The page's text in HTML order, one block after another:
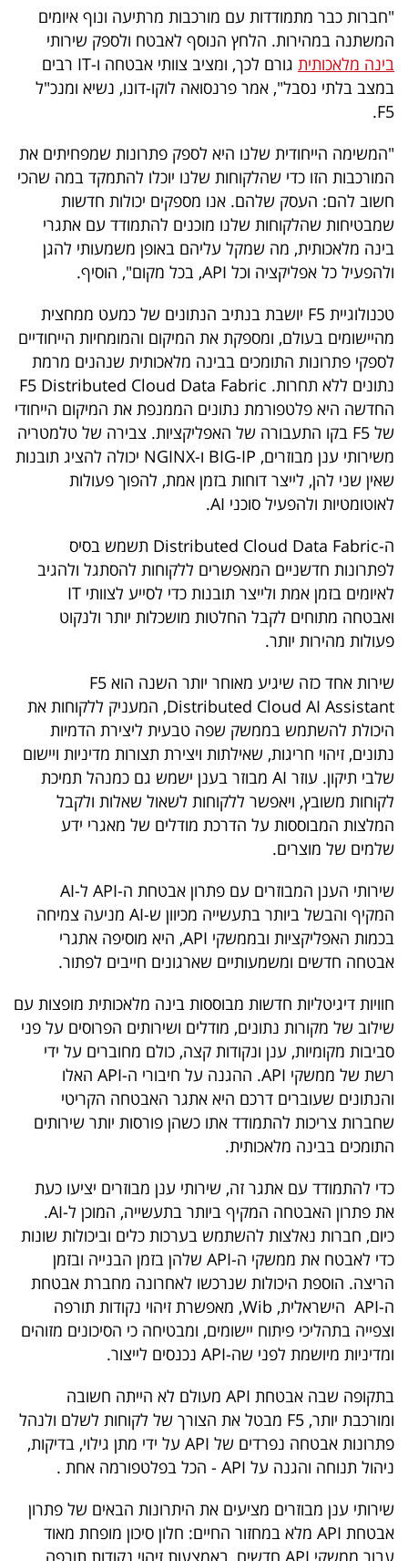
שיתופי
פעולה
ניוזלטרים
מייל
אדום
פרסמו
באייס
עקבו
אחרינו:
"חברות כבר מתמודדות עם מורכבות מרתיעה ונוף איומים
המשתנה במהירות. הלחץ הנוסף לאבטח ולספק שירותי
בינה מלאכותית
גורם לכך, ומציב צוותי אבטחה ו-IT רבים
במצב בלתי נסבל", אמר פרנסואה לוקו-דונו, נשיא ומנכ"ל
F5.
"המשימה הייחודית שלנו היא לספק פתרונות שמפחיתים את
המורכבות הזו כדי שהלקוחות שלנו יוכלו להתמקד במה שהכי
חשוב להם: העסק שלהם. אנו מספקים יכולות חדשות
שמבטיחות שהלקוחות שלנו מוכנים להתמודד עם אתגרי
בינה מלאכותית, מה שמקל עליהם באופן משמעותי להגן
ולהפעיל כל אפליקציה וכל API, בכל מקום", הוסיף.
טכנולוגיית F5 יושבת בנתיב הנתונים של כמעט ממחצית
מהיישומים בעולם, ומספקת את המיקום והמומחיות הייחודיים
לספקי פתרונות התומכים בבינה מלאכותית שנהנים מרמת
נתונים ללא תחרות. F5 Distributed Cloud Data Fabric
החדשה היא פלטפורמת נתונים הממנפת את המיקום הייחודי
של F5 בקו התעבורה של האפליקציות. צבירה של טלמטריה
משירותי ענן מבוזרים, BIG-IP ו-NGINX יכולה להציג תובנות
שאין שני להן, לייצר דוחות בזמן אמת, להפוך פעולות
לאוטומטיות ולהפעיל סוכני AI.
ה-Distributed Cloud Data Fabric תשמש בסיס
לפתרונות חדשניים המאפשרים ללקוחות להסתגל ולהגיב
לאיומים בזמן אמת ולייצר תובנות כדי לסייע לצוותי IT
ואבטחה מתוחים לקבל החלטות מושכלות יותר ולנקוט
פעולות מהירות יותר.
שירות אחד כזה שיגיע מאוחר יותר השנה הוא F5
Distributed Cloud AI Assistant, המעניק ללקוחות את
היכולת להשתמש בממשק שפה טבעית ליצירת הדמיות
נתונים, זיהוי חריגות, שאילתות ויצירת תצורות מדיניות ויישום
שלבי תיקון. עוזר AI מבוזר בענן ישמש גם כמנהל תמיכת
לקוחות משובץ, ויאפשר ללקוחות לשאול שאלות ולקבל
המלצות המבוססות על הדרכת מודלים של מאגרי ידע
שלמים של מוצרים.
שירותי הענן המבוזרים עם פתרון אבטחת ה-API ל-AI
המקיף והבשל ביותר בתעשייה מכיוון ש-AI מניעה צמיחה
בכמות האפליקציות ובממשקי API, היא מוסיפה אתגרי
אבטחה חדשים ומשמעותיים שארגונים חייבים לפתור.
חוויות דיגיטליות חדשות מבוססות בינה מלאכותית מופצות עם
שילוב של מקורות נתונים, מודלים ושירותים הפרוסים על פני
סביבות מקומיות, ענן ונקודות קצה, כולם מחוברים על ידי
רשת של ממשקי API. ההגנה על חיבורי ה-API האלו
והנתונים שעוברים דרכם היא אתגר האבטחה הקריטי
שחברות צריכות להתמודד אתו כשהן פורסות יותר שירותים
התומכים בבינה מלאכותית.
כדי להתמודד עם אתגר זה, שירותי ענן מבוזרים יציעו כעת
את פתרון האבטחה המקיף ביותר בתעשייה, המוכן ל-AI.
כיום, חברות נאלצות להשתמש בערכות כלים וביכולות שונות
כדי לאבטח את ממשקי ה-API שלהן בזמן הבנייה ובזמן
הריצה. הוספת היכולות שנרכשו לאחרונה מחברת אבטחת
ה-API הישראלית, Wib, מאפשרת זיהוי נקודות תורפה
וצפייה בתהליכי פיתוח יישומים, ומבטיחה כי הסיכונים מזוהים
ומדיניות מיושמת לפני שה-API נכנסים לייצור.
בתקופה שבה אבטחת API מעולם לא הייתה חשובה
ומורכבת יותר, F5 מבטל את הצורך של לקוחות לשלם ולנהל
פתרונות אבטחה נפרדים של API על ידי מתן גילוי, בדיקות,
ניהול תנוחה והגנה על API - הכל בפלטפורמה אחת .
שירותי ענן מבוזרים מציעים את היתרונות הבאים של פתרון
אבטחת API מלא במחזור החיים: חלון סיכון מופחת מאוד
עבור ממשקי API חדשים, באמצעות זיהוי נקודות תורפה